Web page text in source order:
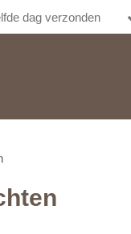
dag verzonden